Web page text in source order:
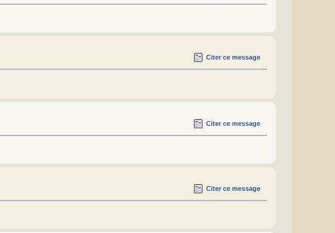
Citer ce message
Citer ce message
Citer ce message